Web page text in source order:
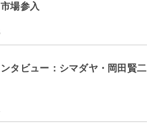
場参入
ンタビュー：シマダヤ・岡田賢二